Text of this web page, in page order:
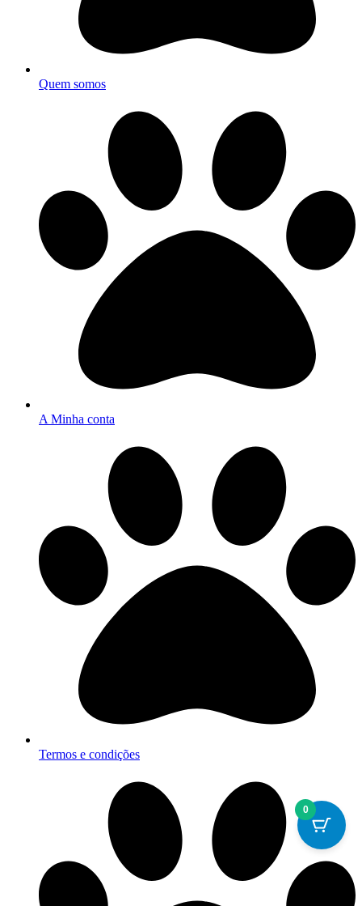
Quem somos
A Minha conta
Termos e condições
0